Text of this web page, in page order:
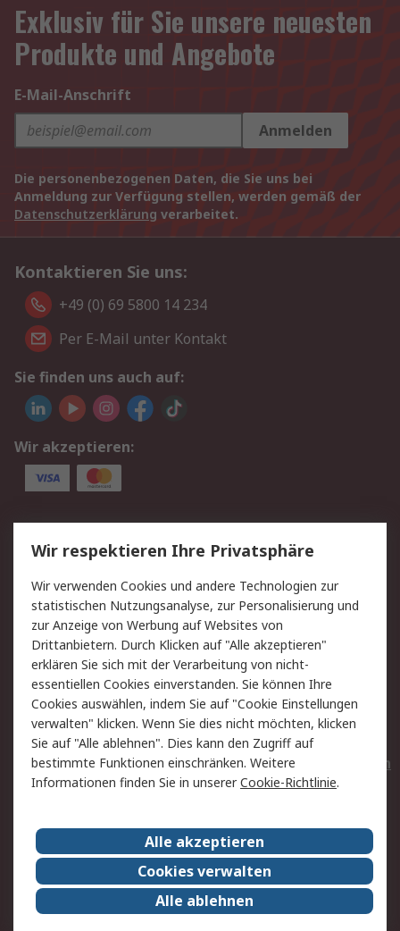
Exklusiv für Sie unsere neuesten
Produkte und Angebote
E-Mail-Anschrift
Anmelden
Die personenbezogenen Daten, die Sie uns bei
Anmeldung zur Verfügung stellen, werden gemäß der
Datenschutzerklärung verarbeitet.
Kontaktieren Sie uns:
+49 (0) 69 5800 14 234
Per E-Mail unter Kontakt
Sie finden uns auch auf:
Wir akzeptieren:
Service
Value Added Services
Lieferlösungen
Rücksendungen
Kontakt
Hilfe
Privatkunden
Rechtliches
AGB
Datenschutz
Cookie-Richtlinie
Zahlungsbedingungen
Copyright/Impressum
Entsorgung
Elektrogeräte/Batterien
RS weltweit
Karriere bei RS
Nachhaltigkeit
Qualität/Umwelt/ZertifikatePresse-Center
Event-Center
Wir respektieren Ihre Privatsphäre
Wir verwenden Cookies und andere Technologien zur
statistischen Nutzungsanalyse, zur Personalisierung und
zur Anzeige von Werbung auf Websites von
Drittanbietern. Durch Klicken auf "Alle akzeptieren"
erklären Sie sich mit der Verarbeitung von nicht-
essentiellen Cookies einverstanden. Sie können Ihre
Cookies auswählen, indem Sie auf "Cookie Einstellungen
verwalten" klicken. Wenn Sie dies nicht möchten, klicken
Sie auf "Alle ablehnen". Dies kann den Zugriff auf
bestimmte Funktionen einschränken. Weitere
Informationen finden Sie in unsererCookie-Richtlinie.
Alle akzeptieren
Cookies verwalten
Alle ablehnen